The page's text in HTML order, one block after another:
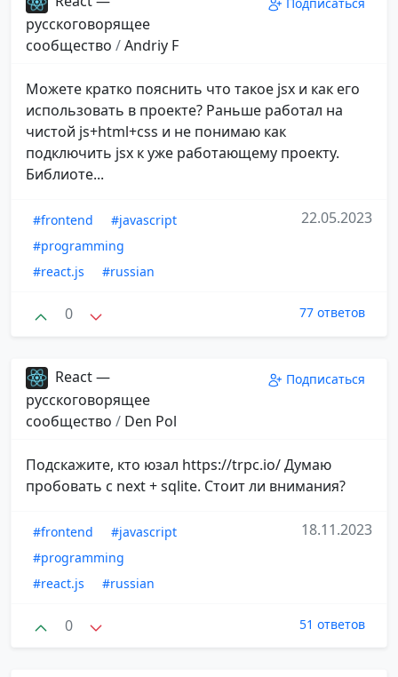
русскоговорящее
сообщество /Andriy F
Можете кратко пояснить что такое jsx и как его
использовать в проекте? Раньше работал на
чистой js+html+css и не понимаю как
подключить jsx к уже работающему проекту.
Библиоте...
#frontend
#javascript
#programming
#react.js
#russian
22.05.2023
0 77 ответов
React —
русскоговорящее
сообщество / Den Pol
Подписаться
Подскажите, кто юзал https://trpc.io/ Думаю
пробовать с next + sqlite. Стоит ли внимания?
#frontend
#javascript
#programming
#react.js
#russian
18.11.2023
0 51 ответов